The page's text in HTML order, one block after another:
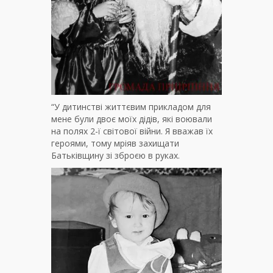
“У дитинстві життєвим прикладом для
мене були двоє моїх дідів, які воювали
на полях 2-ї світової війни. Я вважав їх
героями, тому мріяв захищати
Батьківщину зі зброєю в руках.